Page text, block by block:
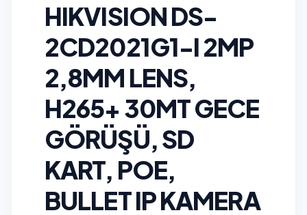
HIKVISION DS-
2CD2021G1-I 2MP
2,8MM LENS,
H265+ 30MT GECE
GÖRÜŞÜ, SD
KART, POE,
BULLET IP KAMERA